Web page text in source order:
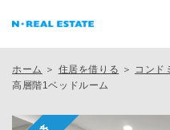
ホーム ＞ 住居を借りる ＞ コンド
高層階1ベッドルーム